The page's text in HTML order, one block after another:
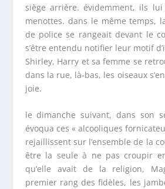
siège arrière. évidemment, ils lui
menottes. dans le même temps,
de police se rangeait devant le
s’être entendu notifier leur motif
Shirley, Harry et sa femme se
dans la rue, là-bas, les oiseaux
joie.
le dimanche suivant, dans son
évoqua ces « alcooliques
rejaillissent sur l’ensemble de la
être la seule à ne pas croupir
qu’elle avait de la religion,
premier rang des fidèles, les